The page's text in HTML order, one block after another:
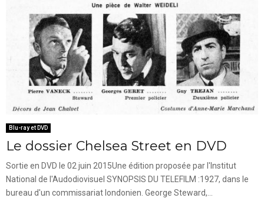
Blu-ray et DVD
Le dossier Chelsea Street en DVD
Sortie en DVD le 02 juin 2015Une édition proposée par l'Institut
National de l'Audodiovisuel SYNOPSIS DU TELEFILM :1927, dans le
bureau d'un commissariat londonien. George Steward,...